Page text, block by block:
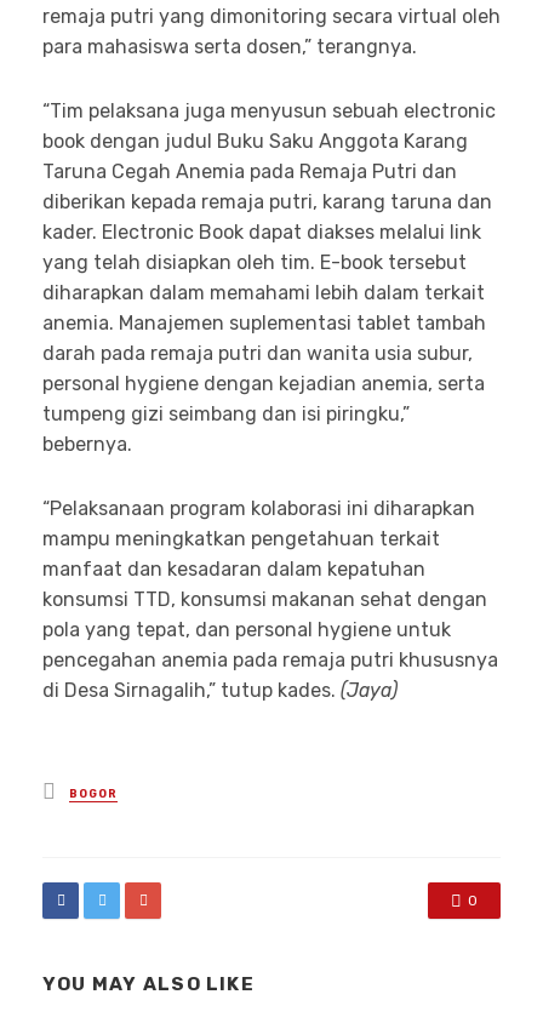
remaja putri yang dimonitoring secara virtual oleh
para mahasiswa serta dosen,” terangnya.
“Tim pelaksana juga menyusun sebuah electronic
book dengan judul Buku Saku Anggota Karang
Taruna Cegah Anemia pada Remaja Putri dan
diberikan kepada remaja putri, karang taruna dan
kader. Electronic Book dapat diakses melalui link
yang telah disiapkan oleh tim. E-book tersebut
diharapkan dalam memahami lebih dalam terkait
anemia. Manajemen suplementasi tablet tambah
darah pada remaja putri dan wanita usia subur,
personal hygiene dengan kejadian anemia, serta
tumpeng gizi seimbang dan isi piringku,”
bebernya.
“Pelaksanaan program kolaborasi ini diharapkan
mampu meningkatkan pengetahuan terkait
manfaat dan kesadaran dalam kepatuhan
konsumsi TTD, konsumsi makanan sehat dengan
pola yang tepat, dan personal hygiene untuk
pencegahan anemia pada remaja putri khususnya
di Desa Sirnagalih,” tutup kades. (Jaya)
Posted
in
BOGOR
0
YOU MAY ALSO LIKE